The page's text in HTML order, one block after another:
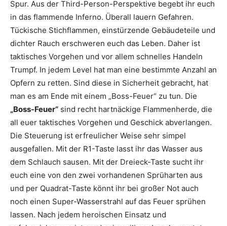
Spur. Aus der Third-Person-Perspektive begebt ihr euch
in das flammende Inferno. Überall lauern Gefahren.
Tückische Stichflammen, einstürzende Gebäudeteile und
dichter Rauch erschweren euch das Leben. Daher ist
taktisches Vorgehen und vor allem schnelles Handeln
Trumpf. In jedem Level hat man eine bestimmte Anzahl an
Opfern zu retten. Sind diese in Sicherheit gebracht, hat
man es am Ende mit einem „Boss-Feuer“ zu tun. Die
„Boss-Feuer“ sind recht hartnäckige Flammenherde, die
all euer taktisches Vorgehen und Geschick abverlangen.
Die Steuerung ist erfreulicher Weise sehr simpel
ausgefallen. Mit der R1-Taste lasst ihr das Wasser aus
dem Schlauch sausen. Mit der Dreieck-Taste sucht ihr
euch eine von den zwei vorhandenen Sprüharten aus
und per Quadrat-Taste könnt ihr bei großer Not auch
noch einen Super-Wasserstrahl auf das Feuer sprühen
lassen. Nach jedem heroischen Einsatz und